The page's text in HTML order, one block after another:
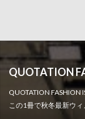
QUOTATION
QUOTATION FASHION
この1冊で秋冬最新ウ